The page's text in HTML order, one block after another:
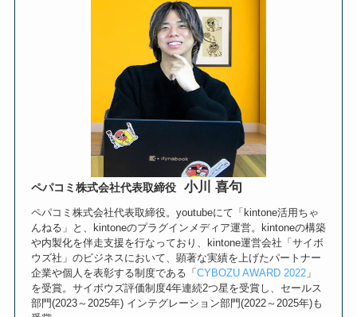
ペパコミ株式会社代表取締役 小川 喜句
ペパコミ株式会社代表取締役。youtubeにて「kintone活用ちゃ
んねる」と、kintoneのプラグインメディア運営。kintoneの構築
や内製化を伴走支援を行なっており、kintone運営会社「サイボ
ウズ社」のビジネスにおいて、顕著な実績を上げたパートナー
企業や個人を表彰する制度である「 CYBOZU AWARD 2022」
を受賞。サイボウズ評価制度4年連続2つ星を受賞し、セールス
部門(2023～2025年) インテグレーション部門(2022～2025年)も